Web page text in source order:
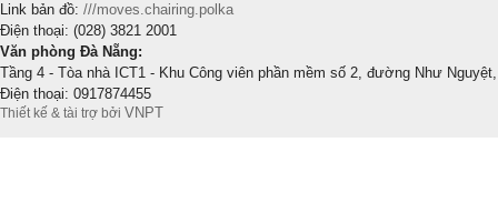
Link bản đồ: ///moves.chairing.polka
Điện thoại: (028) 3821 2001
Văn phòng Đà Nẵng:
Tầng 4 - Tòa nhà ICT1 - Khu Công viên phần mềm số 2, đường Như
Điện thoại: 0917874455
Thiết kế & tài trợ bởi VNPT